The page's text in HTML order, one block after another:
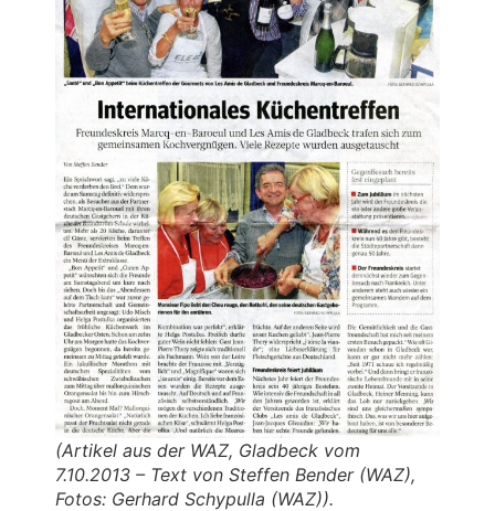
(Artikel aus der WAZ, Gladbeck vom
7.10.2013 – Text von Steffen Bender (WAZ),
Fotos: Gerhard Schypulla (WAZ)).